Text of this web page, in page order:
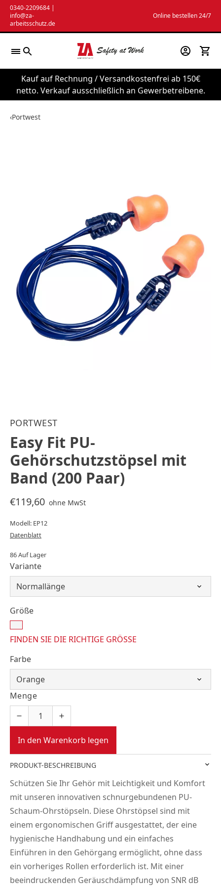
Zum
Inhalt
springen
0340-2209684 |
info@za-
arbeitsschutz.de
Online bestellen 24/7
Kauf auf Rechnung / Versandkostenfrei ab 150€
netto. Verkauf ausschließlich an Gewerbetreibene.
‹Portwest
PORTWEST
Easy Fit PU-
Gehörschutzstöpsel mit
Band (200 Paar)
€119,60 ohne MwSt
Modell: EP12
Datenblatt
86 Auf Lager
Variante
Größe
FINDEN SIE DIE RICHTIGE GRÖSSE
Farbe
Menge
In den Warenkorb legen
PRODUKT-BESCHREIBUNG
Schützen Sie Ihr Gehör mit Leichtigkeit und Komfort
mit unseren innovativen schnurgebundenen PU-
Schaum-Ohrstöpseln. Diese Ohrstöpsel sind mit
einem ergonomischen Griff ausgestattet, der eine
hygienische Handhabung und ein einfaches
Einführen in den Gehörgang ermöglicht, ohne dass
ein vorheriges Rollen erforderlich ist. Mit einer
beeindruckenden Geräuschdämpfung von SNR dB